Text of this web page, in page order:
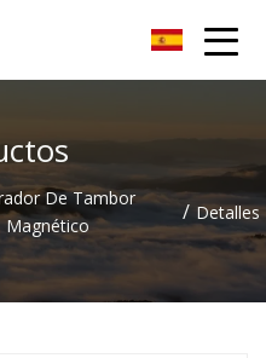
De Tambor
Magnético
/ Detalles